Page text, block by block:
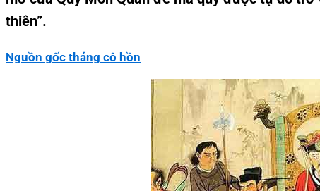
thiên”.
Nguồn gốc tháng cô hồn